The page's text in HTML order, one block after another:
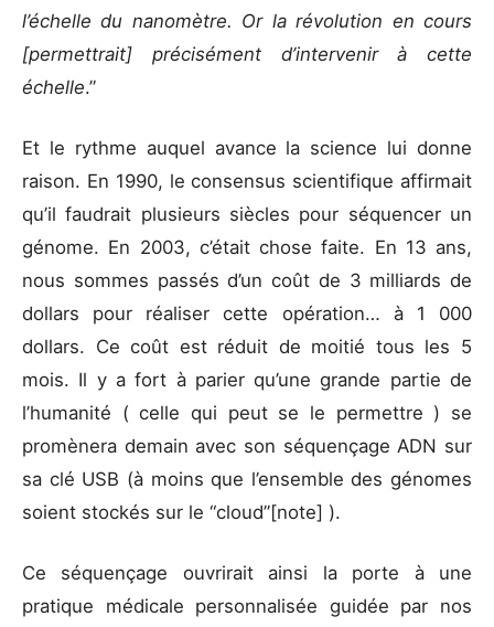
l’échelle du nanomètre. Or la révolution en cours
[permettrait] précisément d’intervenir à cette
échelle.”
Et le rythme auquel avance la science lui donne
raison. En 1990, le consensus scientifique affirmait
qu’il faudrait plusieurs siècles pour séquencer un
génome. En 2003, c’était chose faite. En 13 ans,
nous sommes passés d’un coût de 3 milliards de
dollars pour réaliser cette opération… à 1 000
dollars. Ce coût est réduit de moitié tous les 5
mois. Il y a fort à parier qu’une grande partie de
l’humanité ( celle qui peut se le permettre ) se
promènera demain avec son séquençage ADN sur
sa clé USB (à moins que l’ensemble des génomes
soient stockés sur le “cloud”[note] ).
Ce séquençage ouvrirait ainsi la porte à une
pratique médicale personnalisée guidée par nos